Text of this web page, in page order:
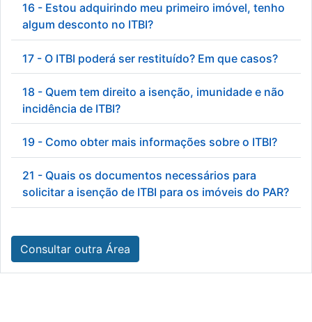
16 - Estou adquirindo meu primeiro imóvel, tenho
algum desconto no ITBI?
17 - O ITBI poderá ser restituído? Em que casos?
18 - Quem tem direito a isenção, imunidade e não
incidência de ITBI?
19 - Como obter mais informações sobre o ITBI?
21 - Quais os documentos necessários para
solicitar a isenção de ITBI para os imóveis do PAR?
Consultar outra Área